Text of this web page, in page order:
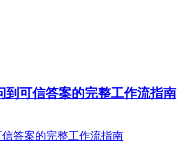
可信答案的完整工作流指南